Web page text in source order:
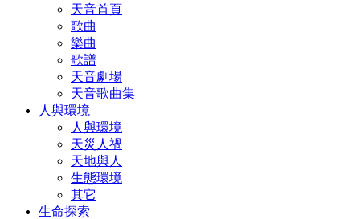
天音首頁
歌曲
樂曲
歌譜
天音劇場
天音歌曲集
人與環境
人與環境
天災人禍
天地與人
生態環境
其它
生命探索